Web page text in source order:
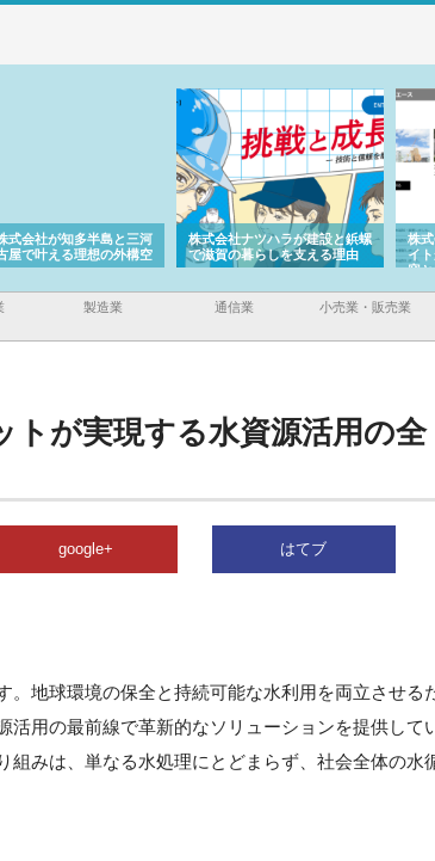
式会社が知多半島と三河
屋で叶える理想の外構空
株式会社ナツハラが建設と鋲螺
で滋賀の暮らしを支える理由
株
イ
容
製造業 通信業 小売業・販売業
トが実現する水資源活用の全
google+ はてブ
地球環境の保全と持続可能な水利用を両立させる
用の最前線で革新的なソリューションを提供して
組みは、単なる水処理にとどまらず、社会全体の水